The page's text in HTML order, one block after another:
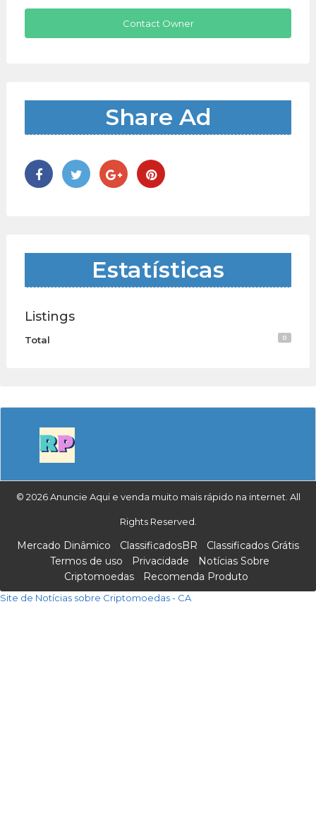
Contact Owner
Share Ad
Estatísticas
Listings
Total 0
© 2026 Anuncie Aqui e venda muito mais rápido na internet. All
Rights Reserved.
Mercado Dinâmico ClassificadosBR
Classificados Grátis
Termos de uso
Privacidade
Notícias Sobre
Criptomoedas
Recomenda Produto
Site de Notícias sobre Criptomoedas - CA